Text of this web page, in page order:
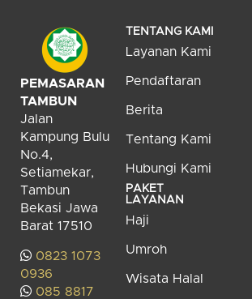
PEMASARAN
TAMBUN
Jalan
Kampung Bulu
No.4,
Setiamekar,
Tambun
Bekasi Jawa
Barat 17510
0823 1073
0936
085 8817
TENTANG KAMI
Layanan Kami
Pendaftaran
Berita
Tentang Kami
Hubungi Kami
PAKET
LAYANAN
Haji
Umroh
Wisata Halal